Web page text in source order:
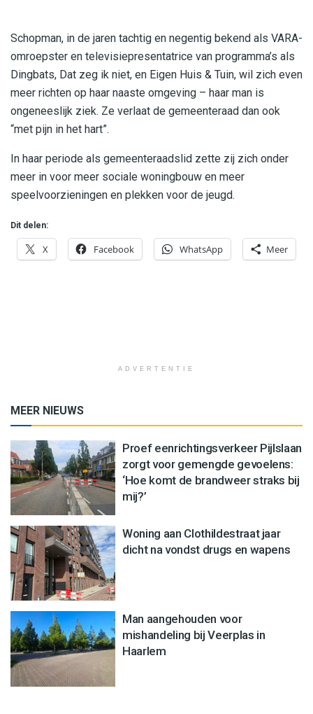
Schopman, in de jaren tachtig en negentig bekend als VARA-
omroepster en televisiepresentatrice van programma’s als
Dingbats, Dat zeg ik niet, en Eigen Huis & Tuin, wil zich even
meer richten op haar naaste omgeving – haar man is
ongeneeslijk ziek. Ze verlaat de gemeenteraad dan ook
“met pijn in het hart”.
In haar periode als gemeenteraadslid zette zij zich onder
meer in voor meer sociale woningbouw en meer
speelvoorzieningen en plekken voor de jeugd.
Dit delen:
X Facebook WhatsApp Meer
ADVERTENTIE
MEER NIEUWS
Proef eenrichtingsverkeer Pijlslaan
zorgt voor gemengde gevoelens:
‘Hoe komt de brandweer straks bij
mij?’
Woning aan Clothildestraat jaar
dicht na vondst drugs en wapens
Man aangehouden voor
mishandeling bij Veerplas in
Haarlem